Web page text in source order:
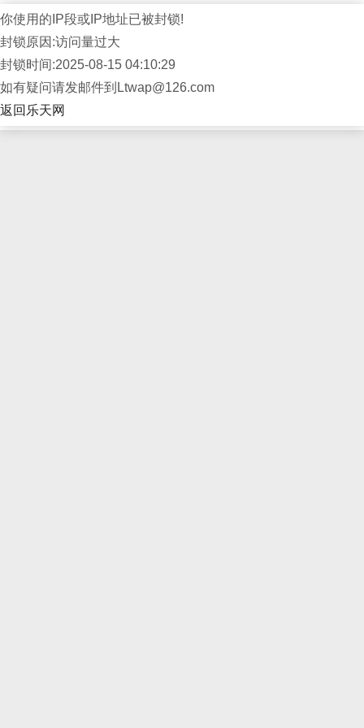
你使用的IP段或IP地址已被封锁!
封锁原因:访问量过大
封锁时间:2025-08-15 04:10:29
如有疑问请发邮件到Ltwap@126.com
返回乐天网